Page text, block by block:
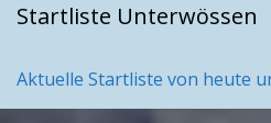
Startliste Unterwössen
Aktuelle Startliste von heute